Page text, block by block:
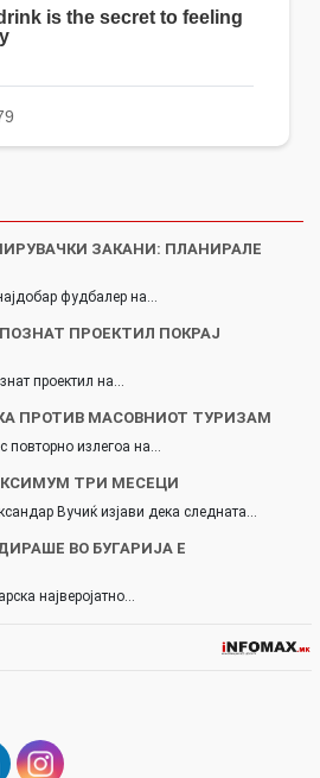
ЗАКАНИ: ПЛАНИРАЛЕ
фудбалер на…
ПРОЕКТИЛ ПОКРАЈ
проектил на…
ПРОТИВ МАСОВНИОТ ТУРИЗАМ
повторно излегоа на…
ТРИ МЕСЕЦИ
Вучиќ изјави дека следната…
ВО БУГАРИЈА Е
најверојатно…